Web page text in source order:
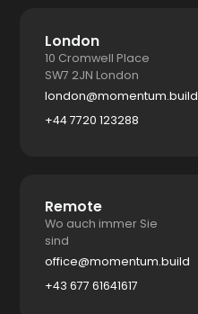
London
10 Cromwell Place
SW7 2JN London
london@momentum.build
+44 7720 123288
Remote
Wo auch immer Sie
sind
office@momentum.build
+43 677 61641617